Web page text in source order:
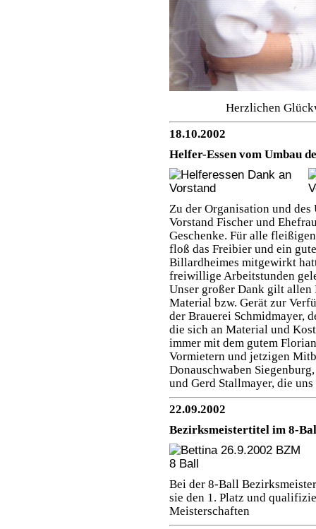
Herzlichen
18.10.2002
Helfer-Essen vom Umbau
Zu der Organisation und
Vorstand Fischer und
Geschenke. Für alle
floß das Freibier und ein
Billardheimes mitgewirkt
freiwillige Arbeitstunden
Unser großer Dank gilt
Material bzw. Gerät zur
der Brauerei Schmidmayer,
die sich an Material und
immer mit dem gutem
Vormietern und jetzigen
Donauschwaben
und Gerd Stallmayer, die
22.09.2002
Bezirksmeistertitel im 8-
Bei der 8-Ball
sie den 1. Platz und
Meisterschaften